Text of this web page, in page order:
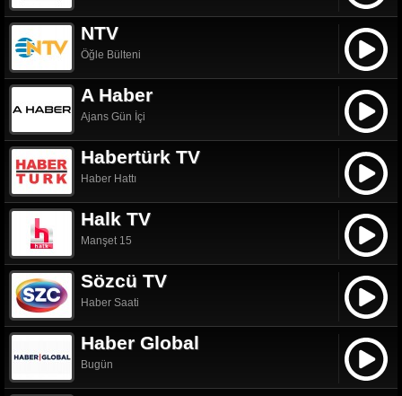
NTV
Öğle Bülteni
A Haber
Ajans Gün İçi
Habertürk TV
Haber Hattı
Halk TV
Manşet 15
Sözcü TV
Haber Saati
Haber Global
Bugün